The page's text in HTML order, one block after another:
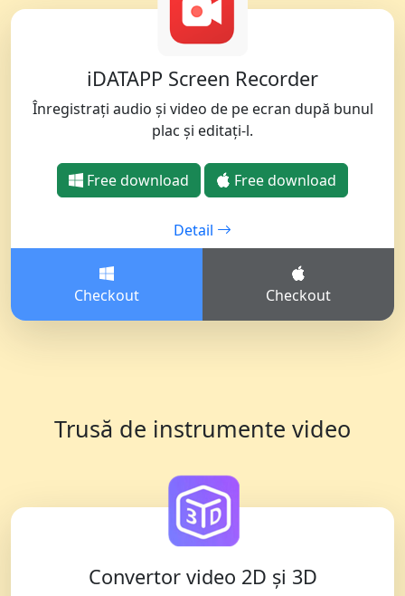
iDATAPP Screen Recorder
Înregistrați audio și video de pe ecran după bunul
plac și editați-l.
Free download Free download
Detail
Checkout Checkout
Trusă de instrumente video
Convertor video 2D și 3D